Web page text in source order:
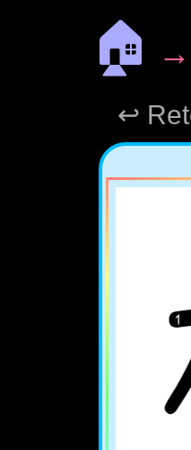
🏠 →
↩